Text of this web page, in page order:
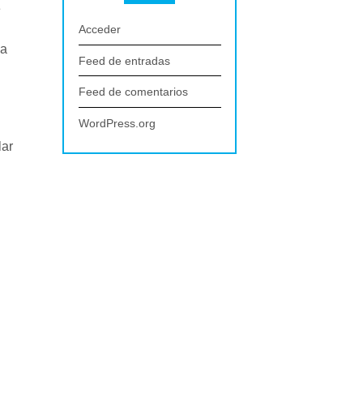
Acceder
Feed de entradas
Feed de comentarios
WordPress.org